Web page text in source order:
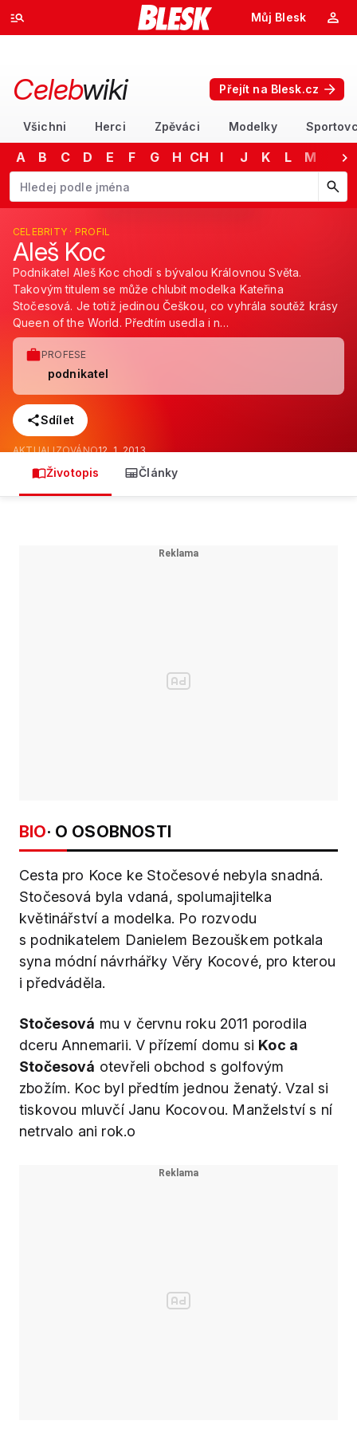
Můj Blesk
Celebwiki Přejít na Blesk.cz
Všichni Herci Zpěváci Modelky
A B C D E F G H CH I J K L M
Začněte psát jméno. Šipkami dolů a nahoru procházejte návrhy,
CELEBRITY · PROFIL
Aleš Koc
Podnikatel Aleš Koc chodí s bývalou Královnou Světa.
Takovým titulem se může chlubit modelka Kateřina
Stočesová. Je totiž jedinou Češkou, co vyhrála soutěž krásy
Queen of the World. Předtím usedla i n…
PROFESE
podnikatel
Sdílet
AKTUALIZOVÁNO12. 1. 2013
Životopis Články
BIO· O OSOBNOSTI
Cesta pro Koce ke Stočesové nebyla snadná.
Stočesová byla vdaná, spolumajitelka
květinářství a modelka. Po rozvodu
s podnikatelem Danielem Bezouškem potkala
syna módní návrhářky Věry Kocové, pro kterou
i předváděla.
Stočesová mu v červnu roku 2011 porodila
dceru Annemarii. V přízemí domu si Koc a
Stočesová otevřeli obchod s golfovým
zbožím. Koc byl předtím jednou ženatý. Vzal si
tiskovou mluvčí Janu Kocovou. Manželství s ní
netrvalo ani rok.o